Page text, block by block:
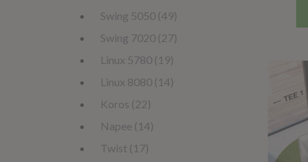
Swing 5050 (49)
Swing 7020 (27)
Linux 5780 (19)
Linux 8080 (14)
Koros (22)
Napee (14)
Twist (17)